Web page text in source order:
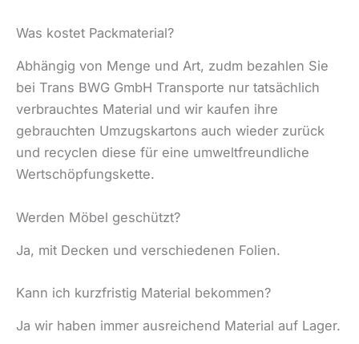
Was kostet Packmaterial?
Abhängig von Menge und Art, zudm bezahlen Sie
bei Trans BWG GmbH Transporte nur tatsächlich
verbrauchtes Material und wir kaufen ihre
gebrauchten Umzugskartons auch wieder zurück
und recyclen diese für eine umweltfreundliche
Wertschöpfungskette.
Werden Möbel geschützt?
Ja, mit Decken und verschiedenen Folien.
Kann ich kurzfristig Material bekommen?
Ja wir haben immer ausreichend Material auf Lager.